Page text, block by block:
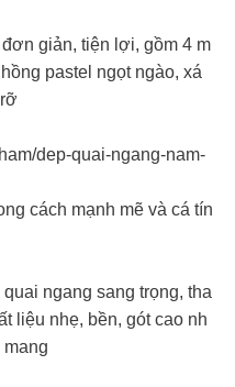
giản, tiện lợi, gồm 4 m
pastel ngọt ngào, xá
dep-quai-ngang-nam-
cách mạnh mẽ và cá tín
ngang sang trọng, tha
liệu nhẹ, bền, gót cao nh